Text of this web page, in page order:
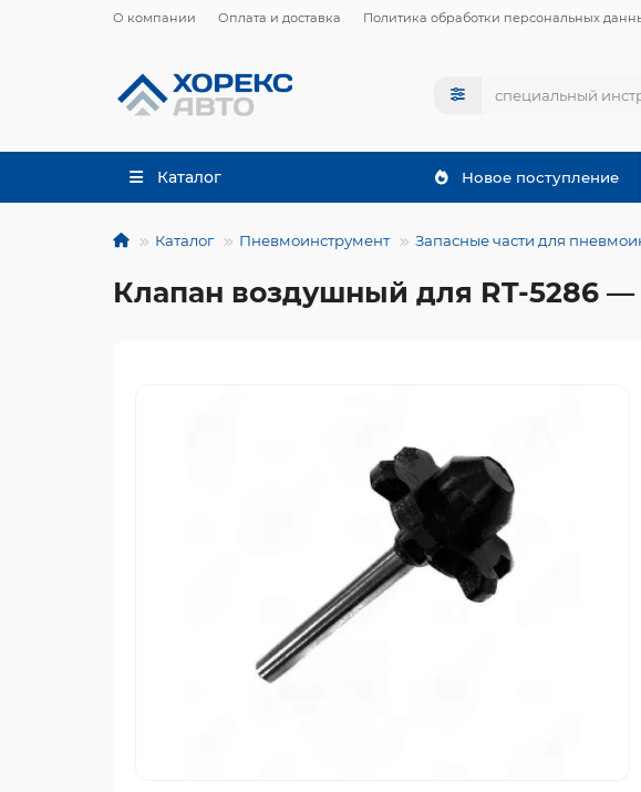
О компании Оплата и доставка Политика обработки персональных
Каталог Новое поступление
Каталог Пневмоинструмент Запасные части для
Клапан воздушный для RT-5286 —